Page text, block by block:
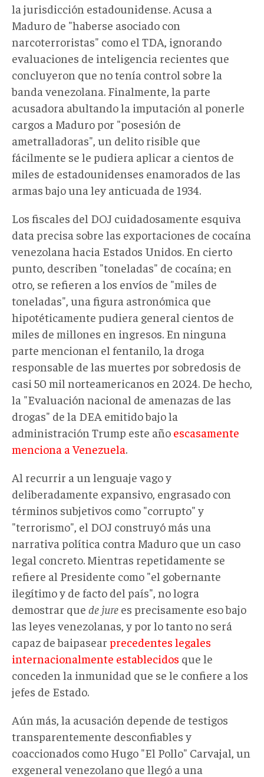
la jurisdicción estadounidense. Acusa a
Maduro de "haberse asociado con
narcoterroristas" como el TDA, ignorando
evaluaciones de inteligencia recientes que
concluyeron que no tenía control sobre la
banda venezolana. Finalmente, la parte
acusadora abultando la imputación al ponerle
cargos a Maduro por "posesión de
ametralladoras", un delito risible que
fácilmente se le pudiera aplicar a cientos de
miles de estadounidenses enamorados de las
armas bajo una ley anticuada de 1934.
Los fiscales del DOJ cuidadosamente esquiva
data precisa sobre las exportaciones de cocaína
venezolana hacia Estados Unidos. En cierto
punto, describen "toneladas" de cocaína; en
otro, se refieren a los envíos de "miles de
toneladas", una figura astronómica que
hipotéticamente pudiera general cientos de
miles de millones en ingresos. En ninguna
parte mencionan el fentanilo, la droga
responsable de las muertes por sobredosis de
casi 50 mil norteamericanos en 2024. De hecho,
la "Evaluación nacional de amenazas de las
drogas" de la DEA emitido bajo la
administración Trump este año escasamente
menciona a Venezuela.
Al recurrir a un lenguaje vago y
deliberadamente expansivo, engrasado con
términos subjetivos como "corrupto" y
"terrorismo", el DOJ construyó más una
narrativa política contra Maduro que un caso
legal concreto. Mientras repetidamente se
refiere al Presidente como "el gobernante
ilegítimo y de facto del país", no logra
demostrar que de jure es precisamente eso bajo
las leyes venezolanas, y por lo tanto no será
capaz de baipasear precedentes legales
internacionalmente establecidos que le
conceden la inmunidad que se le confiere a los
jefes de Estado.
Aún más, la acusación depende de testigos
transparentemente desconfiables y
coaccionados como Hugo "El Pollo" Carvajal, un
exgeneral venezolano que llegó a una